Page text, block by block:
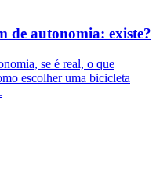
de autonomia: existe?
se é real, o que
escolher uma bicicleta